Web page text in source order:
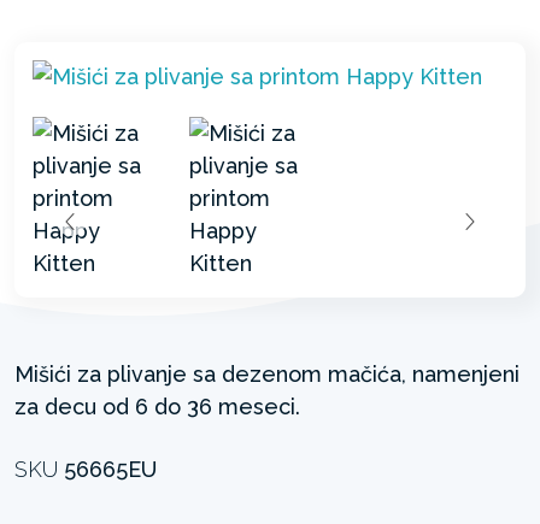
Mišići za plivanje sa dezenom mačića, namenjeni
za decu od 6 do 36 meseci.
SKU 56665EU